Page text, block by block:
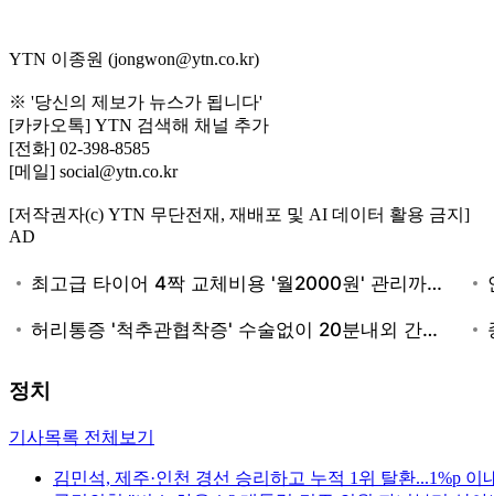
YTN 이종원 (jongwon@ytn.co.kr)
※ '당신의 제보가 뉴스가 됩니다'
[카카오톡] YTN 검색해 채널 추가
[전화] 02-398-8585
[메일] social@ytn.co.kr
[저작권자(c) YTN 무단전재, 재배포 및 AI 데이터 활용 금지]
AD
정치
기사목록 전체보기
김민석, 제주·인천 경선 승리하고 누적 1위 탈환...1%p 이